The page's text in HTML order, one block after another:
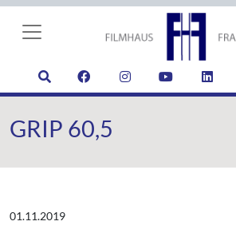
GRIP 60,5
01.11.2019